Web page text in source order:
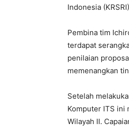
Indonesia
Pembina tim
terdapat
penilaian
memenangkan
Setelah
Komputer ITS ini
Wilayah II.